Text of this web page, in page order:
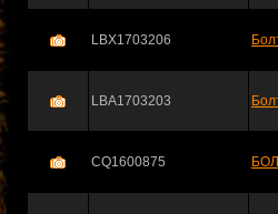
LBX1703206
LBA1703203
CQ1600875